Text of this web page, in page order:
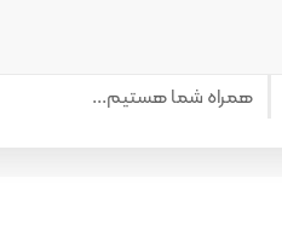
همراه شما هستیم...